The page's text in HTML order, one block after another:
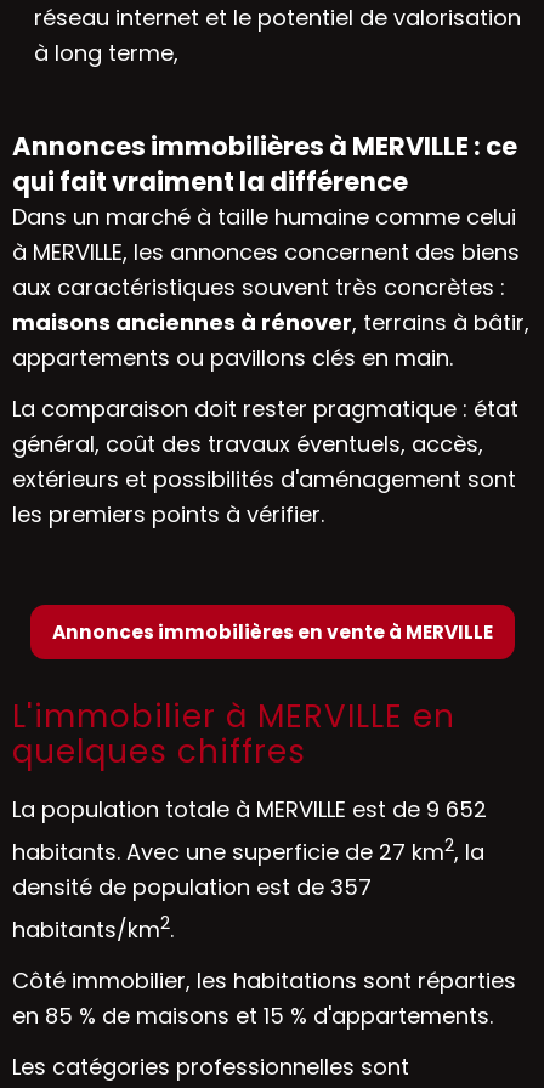
réseau internet et le potentiel de valorisation
à long terme,
Annonces immobilières à MERVILLE : ce
qui fait vraiment la différence
Dans un marché à taille humaine comme celui
à MERVILLE, les annonces concernent des biens
aux caractéristiques souvent très concrètes :
maisons anciennes à rénover, terrains à bâtir,
appartements ou pavillons clés en main.
La comparaison doit rester pragmatique : état
général, coût des travaux éventuels, accès,
extérieurs et possibilités d'aménagement sont
les premiers points à vérifier.
Annonces immobilières en vente à MERVILLE
L'immobilier à MERVILLE en
quelques chiffres
La population totale à MERVILLE est de 9 652
habitants. Avec une superficie de 27 km2, la
densité de population est de 357
habitants/km2.
Côté immobilier, les habitations sont réparties
en 85 % de maisons et 15 % d'appartements.
Les catégories professionnelles sont